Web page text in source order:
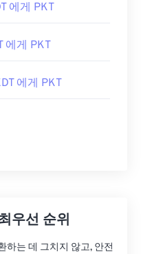
에게 PKT
에게 PKT
에게 PKT
우선 순위
하는 데 그치지 않고, 안전